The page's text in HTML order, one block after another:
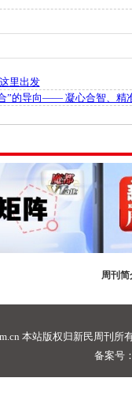
里出发
”的导向—— 凝心合智、精
周刊简
本站版权归新民周刊所
备案号